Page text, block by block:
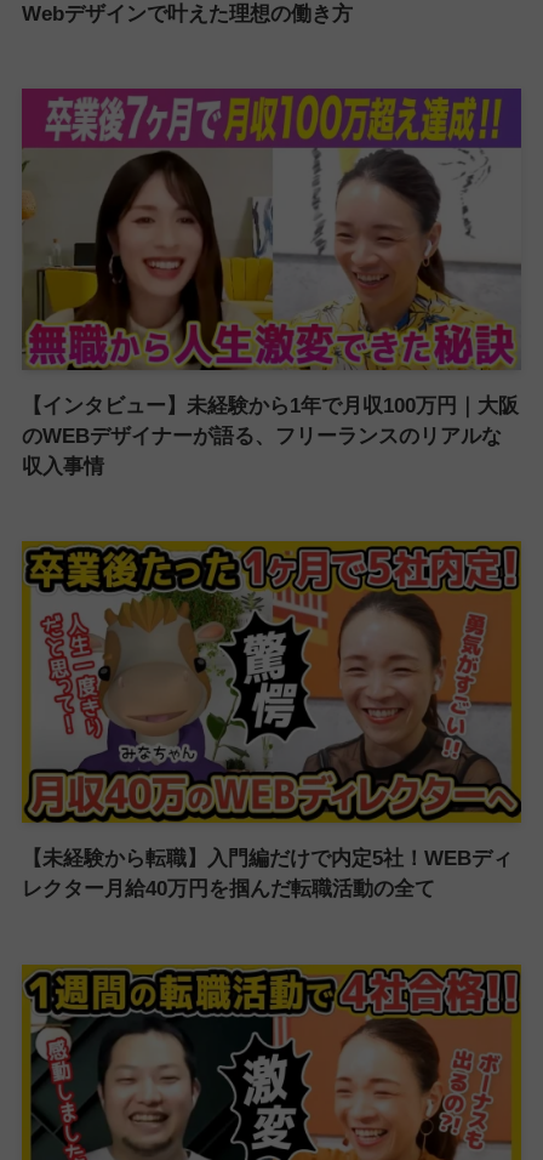
Webデザインで叶えた理想の働き方
【インタビュー】未経験から1年で月収100万円｜大阪
のWEBデザイナーが語る、フリーランスのリアルな
収入事情
【未経験から転職】入門編だけで内定5社！WEBディ
レクター月給40万円を掴んだ転職活動の全て